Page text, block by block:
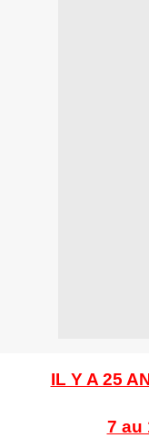
IL Y A 25
7 au